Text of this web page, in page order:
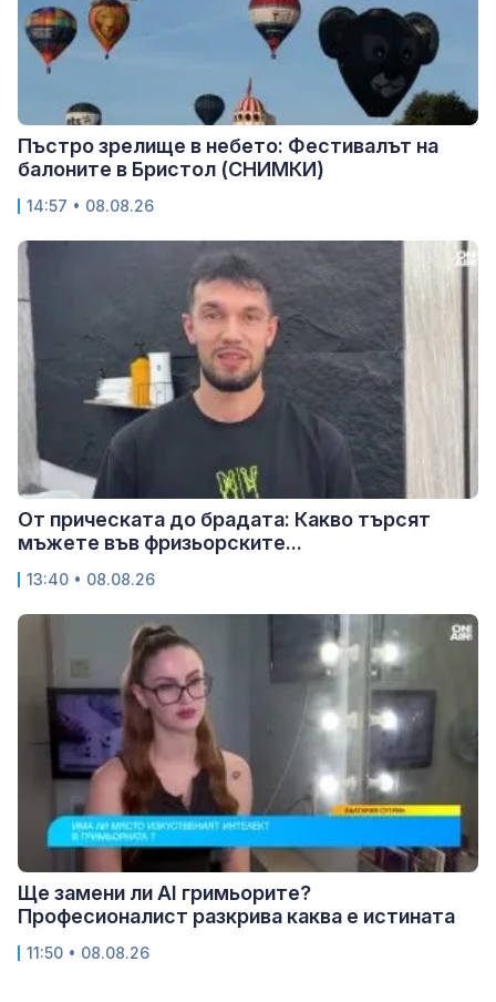
Пъстро зрелище в небето: Фестивалът на
балоните в Бристол (СНИМКИ)
14:57 • 08.08.26
От прическата до брадата: Какво търсят
мъжете във фризьорските...
13:40 • 08.08.26
Ще замени ли AI гримьорите?
Професионалист разкрива каква е истината
11:50 • 08.08.26